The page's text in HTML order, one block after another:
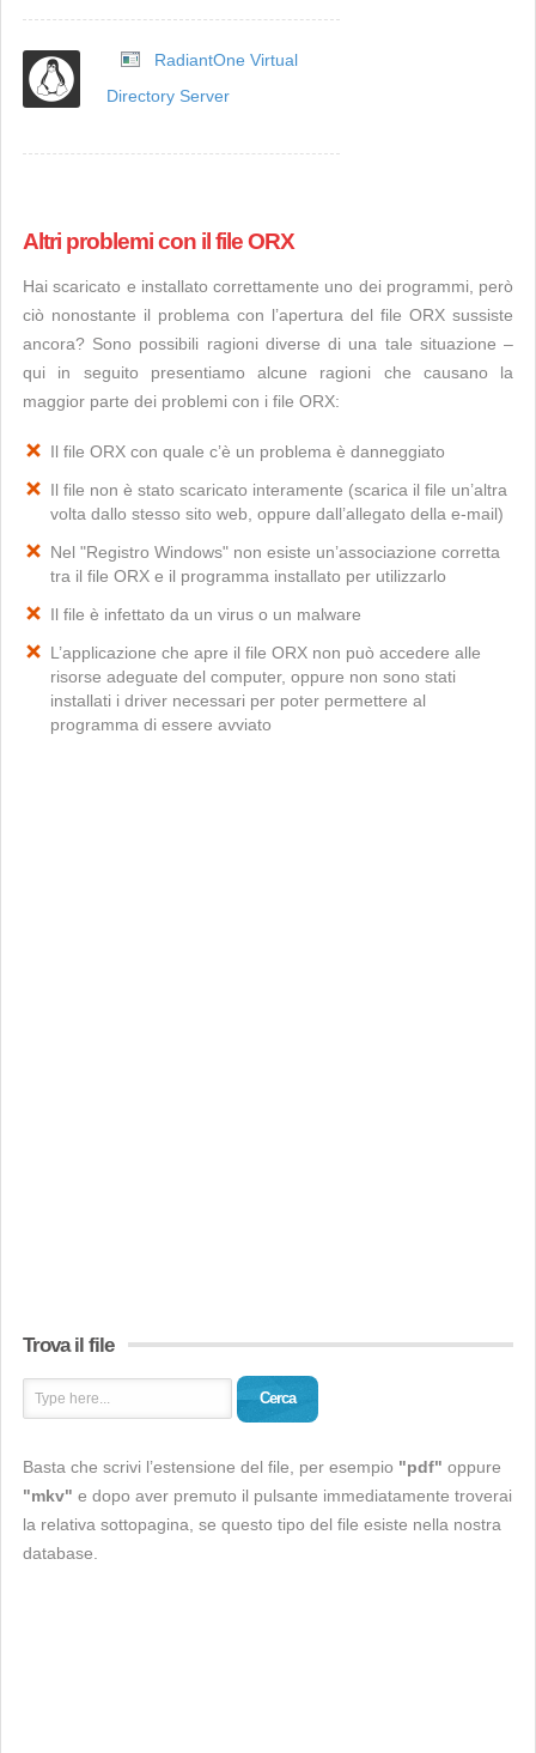
RadiantOne Virtual
Directory Server
Altri problemi con il file ORX
Hai scaricato e installato correttamente uno dei programmi, però
ciò nonostante il problema con l’apertura del file ORX sussiste
ancora? Sono possibili ragioni diverse di una tale situazione –
qui in seguito presentiamo alcune ragioni che causano la
maggior parte dei problemi con i file ORX:
Il file ORX con quale c’è un problema è danneggiato
Il file non è stato scaricato interamente (scarica il file un’altra
volta dallo stesso sito web, oppure dall’allegato della e-mail)
Nel "Registro Windows" non esiste un’associazione corretta
tra il file ORX e il programma installato per utilizzarlo
Il file è infettato da un virus o un malware
L’applicazione che apre il file ORX non può accedere alle
risorse adeguate del computer, oppure non sono stati
installati i driver necessari per poter permettere al
programma di essere avviato
Trova il file
Cerca
Basta che scrivi l’estensione del file, per esempio "pdf" oppure
"mkv" e dopo aver premuto il pulsante immediatamente troverai
la relativa sottopagina, se questo tipo del file esiste nella nostra
database.